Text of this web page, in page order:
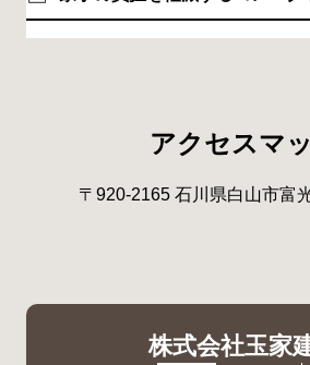
アクセスマ
〒920-2165 石川県白山市富
株式会社玉家